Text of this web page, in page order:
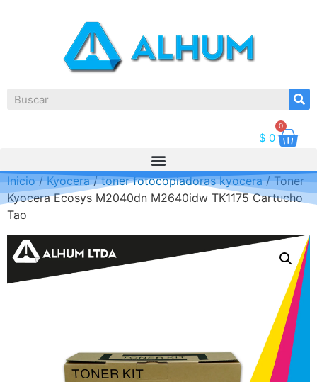
$ 0
0
Inicio/Kyocera/toner fotocopiadoras kyocera/ Toner
Kyocera Ecosys M2040dn M2640idw TK1175 Cartucho
Tao